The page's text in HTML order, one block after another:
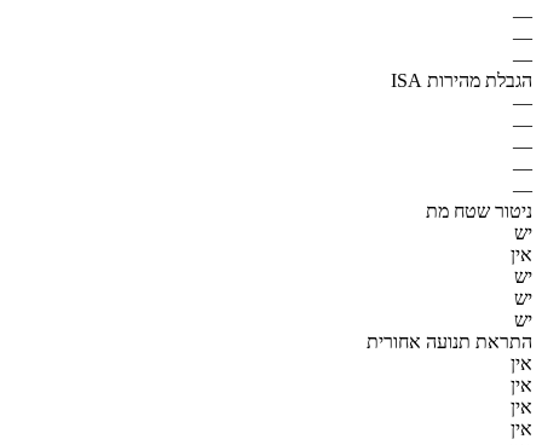
—
—
—
הגבלת מהירות ISA
—
—
—
—
—
ניטור שטח מת
יש
אין
יש
יש
יש
התראת תנועה אחורית
אין
אין
אין
אין